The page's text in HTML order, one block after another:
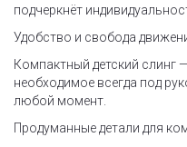
подчеркнёт
Удобство и свобода
Компактный детский слинг
необходимое всегда под
любой момент.
Продуманные детали для